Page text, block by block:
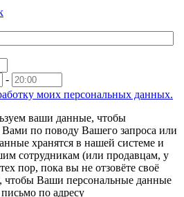
-
моих персональных данных.
ваши данные, чтобы
Вами по поводу Вашего запроса или
хранятся в нашей системе и
сотрудникам (или продавцам, у
пор, пока вы не отзовёте своё
чтобы Ваши персональные данные
по адресу